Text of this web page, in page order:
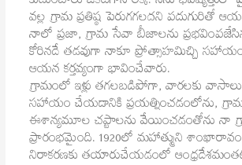
వల్ల గ్రామ ప్రతిష్ఠ పెరుగగలదని పదుగురితో
నాలో ప్రజా, గ్రామ సేవా బీజాలను
కోరినదే తడవుగా నాకూ ప్రోత్సాహమిచ్చి
ఆయన కర్తవ్యంగా భావించేవారు.
గ్రామంలో ఇళ్లు తగలబడిపోగా, వారలకు
సహాయం చేయడానికి ప్రయత్నించడంలోను,
ఈశాన్యమూల చప్టాలను వేయించడంతోను నా
ప్రారంభమైంది. 1920లో మహాత్ముని శాంఖారావం
నిరాకరణకు తయారుచేయడంలో